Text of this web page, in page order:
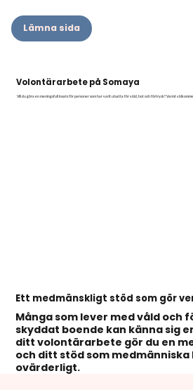
Lämna sida
Volontärarbete på Somaya
Vill du göra en meningsfull insats för personer som har varit utsatta för våld, hot och förtryck? Varmt
Ett medmänskligt stöd som gör
Många som lever med våld och
skyddat boende kan känna sig
ditt volontärarbete gör du en
och ditt stöd som medmänniska
ovärderligt.